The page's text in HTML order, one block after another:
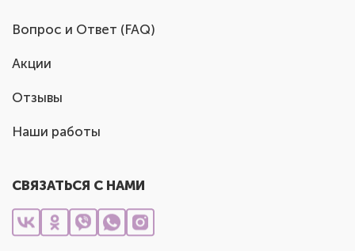
Вопрос и Ответ (FAQ)
Акции
Отзывы
Наши работы
СВЯЗАТЬСЯ С НАМИ